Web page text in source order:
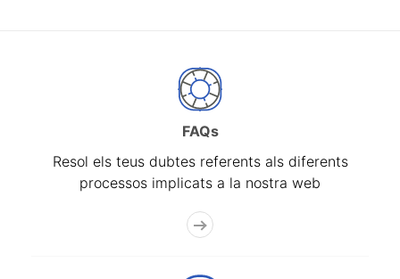
FAQs
Resol els teus dubtes referents als diferents
processos implicats a la nostra web